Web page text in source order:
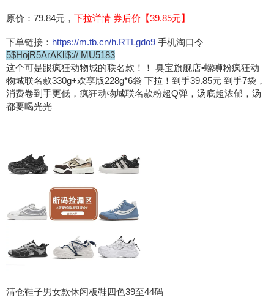
原价：79.84元， 下拉详情 券后价【39.85元】
下单链接： https://m.tb.cn/h.RTLgdo9 手机淘口令
5$HojR5ArAKli$:// MU5183
这个可是跟疯狂动物城的联名款！！ 臭宝旗舰店•螺蛳粉疯狂动
物城联名款330g+欢享版228g*6袋 下拉！到手39.85元 到手7袋，
消费卷到手更低，疯狂动物城联名款粉超Q弹，汤底超浓郁，汤
都要喝光光
清仓鞋子男女款休闲板鞋四色39至44码